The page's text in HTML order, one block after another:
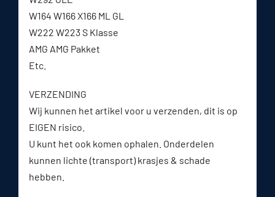
W164 W166 X166 ML GL
W222 W223 S Klasse
AMG AMG Pakket
Etc.
VERZENDING
Wij kunnen het artikel voor u verzenden, dit is op
EIGEN risico.
U kunt het ook komen ophalen. Onderdelen
kunnen lichte (transport) krasjes & schade
hebben.